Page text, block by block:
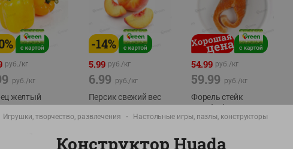
%
руб./кг
руб./кг
желтый
0,3-0,7кг
-14%
5.99 руб./кг
6.99 руб./кг
Персик свежий вес
54.99 руб./кг
59.99 руб./кг
Форель стейк
полуфабрикат,
охлажденный
Игрушки, творчество, развлечения Настольные игры, пазлы, конструкторы
Конструктор Huada